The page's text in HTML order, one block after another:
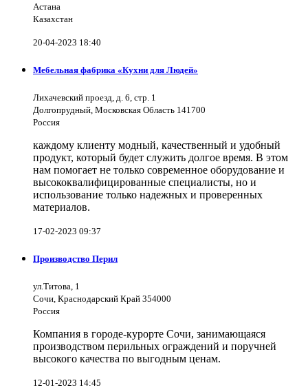
Астана
Казахстан
20-04-2023 18:40
Мебельная фабрика «Кухни для Людей»
Лихачевский проезд, д. 6, стр. 1
Долгопрудный, Московская Область 141700
Россия
каждому клиенту модный, качественный и удобный
продукт, который будет служить долгое время. В этом
нам помогает не только современное оборудование и
высококвалифицированные специалисты, но и
использование только надежных и проверенных
материалов.
17-02-2023 09:37
Производство Перил
ул.Титова, 1
Сочи, Краснодарский Край 354000
Россия
Компания в городе-курорте Сочи, занимающаяся
производством перильных ограждений и поручней
высокого качества по выгодным ценам.
12-01-2023 14:45